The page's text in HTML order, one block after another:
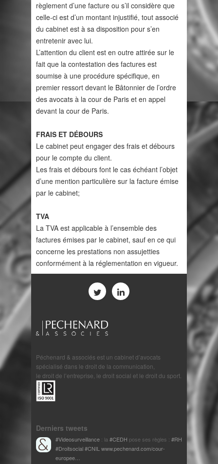
règlement d’une facture ou s’il considère que
celle-ci est d’un montant injustifié, tout associé
du cabinet est à sa disposition pour s’en
entretenir avec lui.
L’attention du client est en outre attirée sur le
fait que la contestation des factures est
soumise à une procédure spécifique, en
premier ressort devant le Bâtonnier de l’ordre
des avocats à la cour de Paris et en appel
devant la cour de Paris.
FRAIS ET DÉBOURS
Le cabinet peut engager des frais et débours
pour le compte du client.
Les frais et débours font le cas échéant l’objet
d’une mention particulière sur la facture émise
par le cabinet;
TVA
La TVA est applicable à l’ensemble des
factures émises par le cabinet, sauf en ce qui
concerne les prestations non assujetties
conformément à la réglementation en vigueur.
Péchenard & associés est un cabinet d’avocats
spécialisé dans le droit de la communication,
le droit de l’entreprise, le droit social et le droit du sport.
Derniers tweets
#Videosurveillance : la#CEDH pose ses règles : #RH
#Droitsocial#CNILwww.pechenard.com/cour-
europee…